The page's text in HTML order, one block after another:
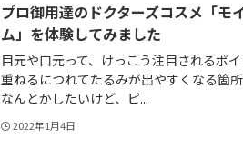
プロ御用達のドクターズコスメ「モ
ム」を体験してみました
目元や口元って、けっこう注目されるポ
重ねるにつれてたるみが出やすくなる箇
なんとかしたいけど、ピ...
2022年1月4日